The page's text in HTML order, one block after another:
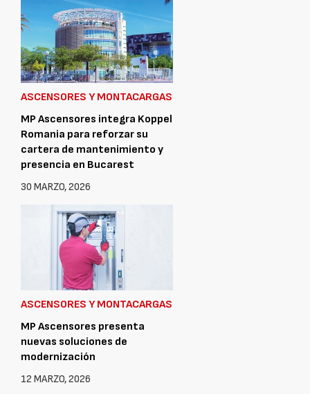
ASCENSORES Y MONTACARGAS
MP Ascensores integra Koppel
Romania para reforzar su
cartera de mantenimiento y
presencia en Bucarest
30 MARZO, 2026
ASCENSORES Y MONTACARGAS
MP Ascensores presenta
nuevas soluciones de
modernización
12 MARZO, 2026